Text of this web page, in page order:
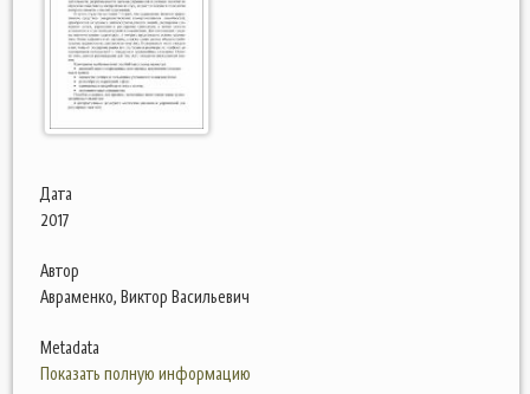
Дата
2017
Автор
Авраменко, Виктор Васильевич
Metadata
Показать полную информацию